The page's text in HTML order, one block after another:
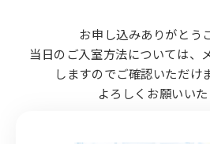
イベント・セミナー
お申し込みありがとう
当日のご入室方法については、
しますのでご確認いただけ
よろしくお願いいた